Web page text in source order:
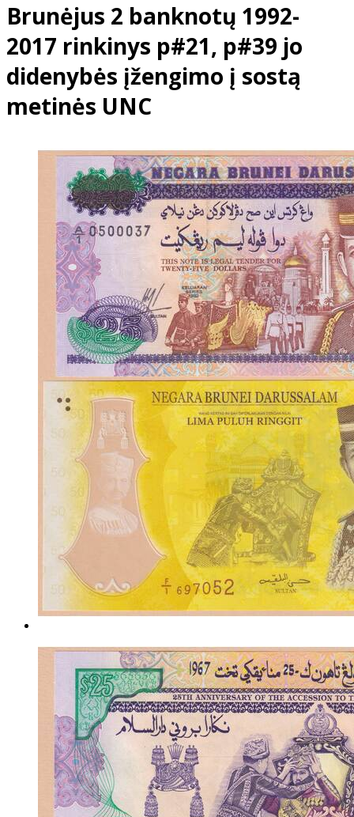
Brunėjus 2 banknotų 1992-
2017 rinkinys p#21, p#39 jo
didenybės įžengimo į sostą
metinės UNC